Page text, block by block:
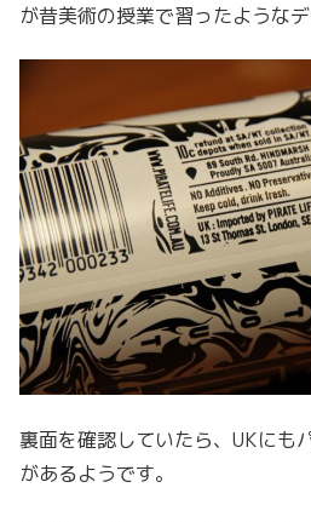
が昔美術の授業で習ったような
裏面を確認していたら、UKにも
があるようです。